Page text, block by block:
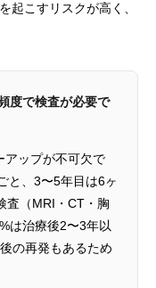
起こすリスクが高く、
度で検査が必要で
アップが不可欠で
と、3〜5年目は6ヶ
査（MRI・CT・胸
は治療後2〜3年以
の再発もあるため